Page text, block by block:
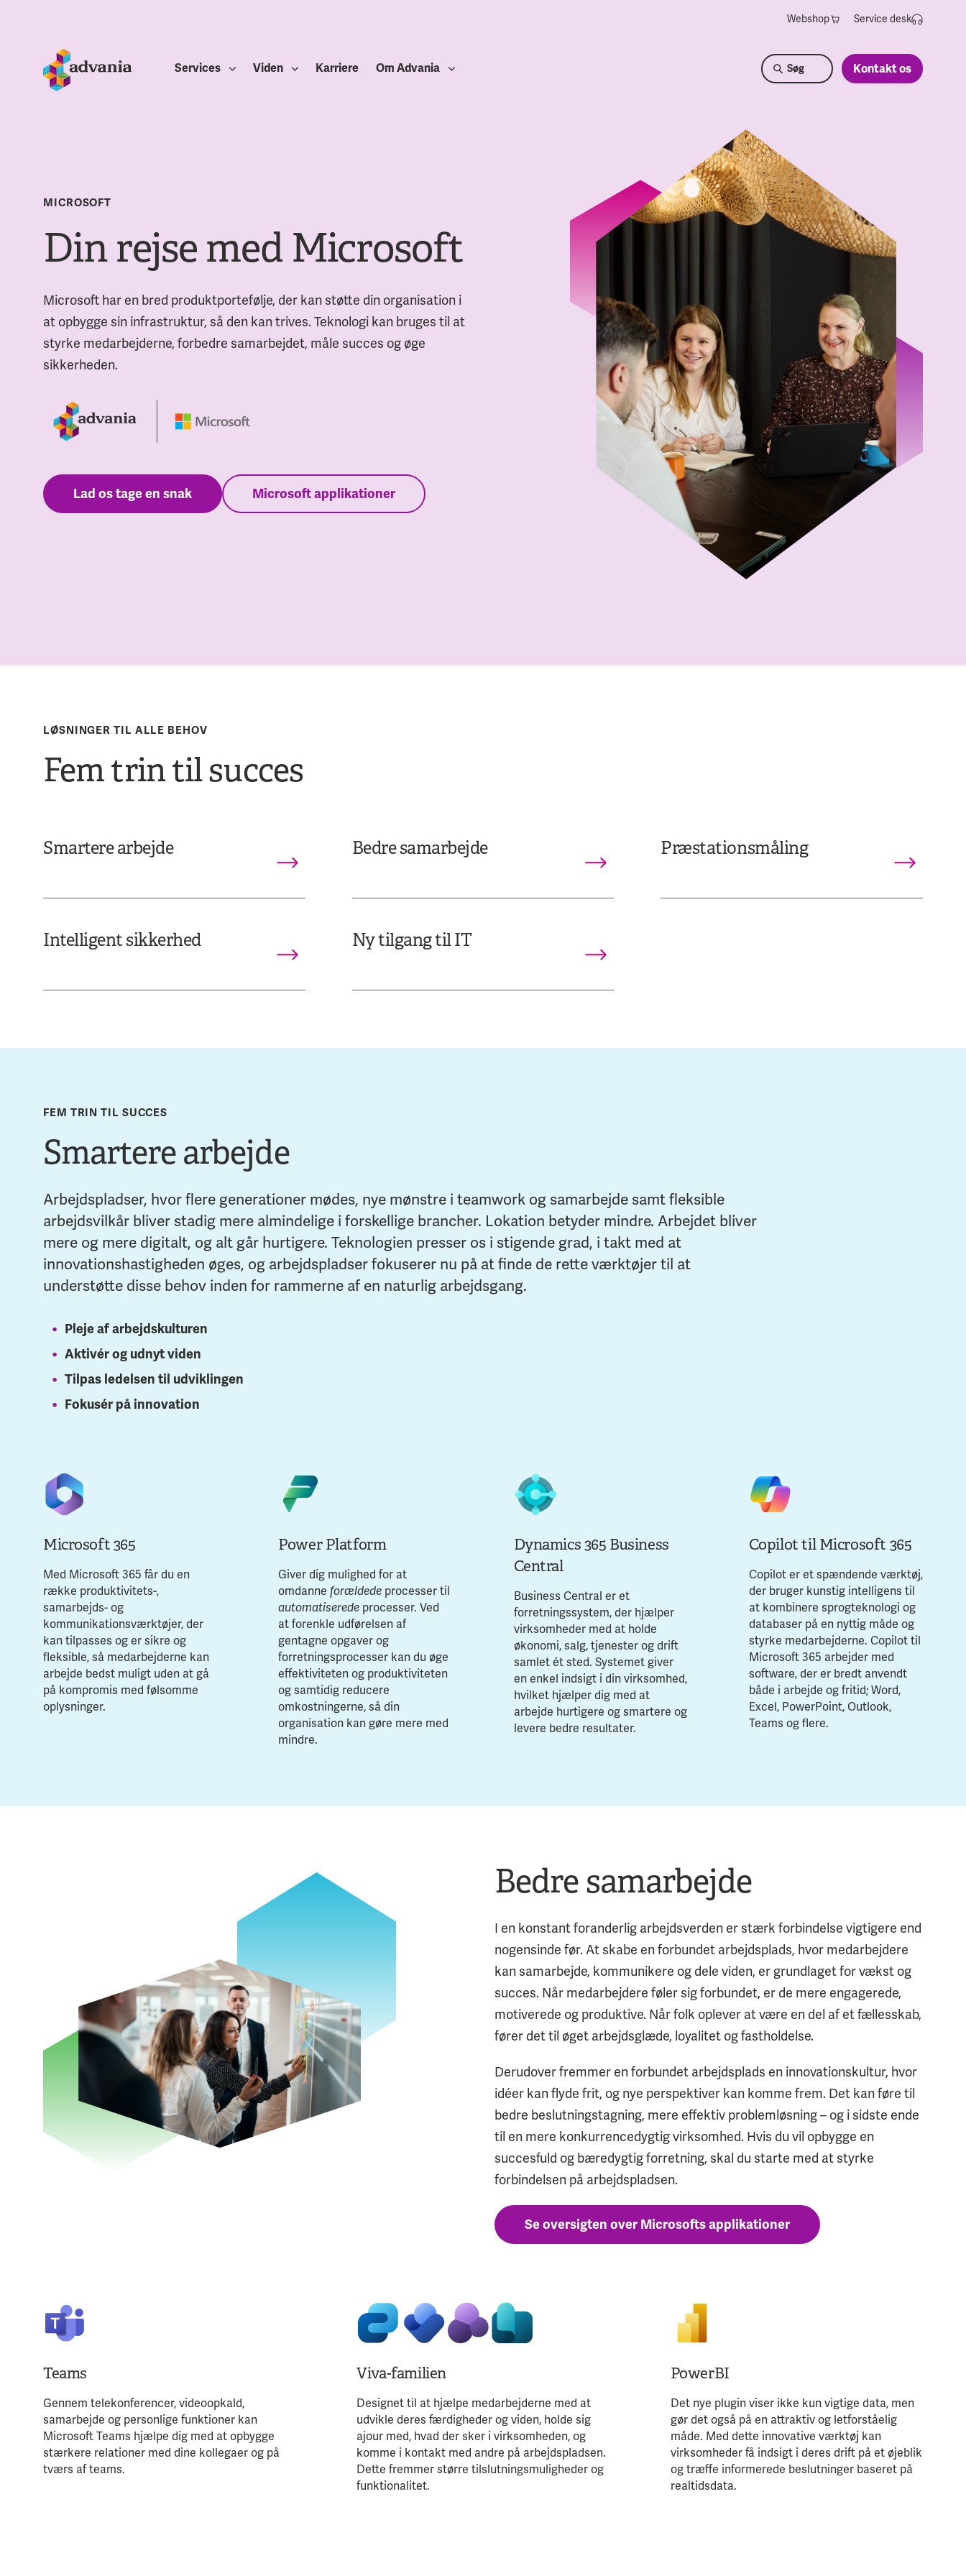
Webshop Service desk
Services Viden Karriere Om Advania Kontakt os
MICROSOFT
Din rejse med Microsoft
Microsoft har en bred produktportefølje, der kan støtte din organisation i
at opbygge sin infrastruktur, så den kan trives. Teknologi kan bruges til at
styrke medarbejderne, forbedre samarbejdet, måle succes og øge
sikkerheden.
Lad os tage en snak Microsoft applikationer
LØSNINGER TIL ALLE BEHOV
Fem trin til succes
Smartere arbejde Bedre samarbejde Præstationsmåling
Intelligent sikkerhed Ny tilgang til IT
FEM TRIN TIL SUCCES
Smartere arbejde
Arbejdspladser, hvor flere generationer mødes, nye mønstre i teamwork og samarbejde samt fleksible
arbejdsvilkår bliver stadig mere almindelige i forskellige brancher. Lokation betyder mindre. Arbejdet bliver
mere og mere digitalt, og alt går hurtigere. Teknologien presser os i stigende grad, i takt med at
innovationshastigheden øges, og arbejdspladser fokuserer nu på at finde de rette værktøjer til at
understøtte disse behov inden for rammerne af en naturlig arbejdsgang.
Pleje af arbejdskulturen
Aktivér og udnyt viden
Tilpas ledelsen til udviklingen
Fokusér på innovation
Microsoft 365
Med Microsoft 365 får du en
række produktivitets-,
samarbejds- og
kommunikationsværktøjer, der
kan tilpasses og er sikre og
fleksible, så medarbejderne kan
arbejde bedst muligt uden at gå
på kompromis med følsomme
oplysninger.
Power Platform
Giver dig mulighed for at
omdanneforældede processer til
automatiserede processer. Ved
at forenkle udførelsen af
gentagne opgaver og
forretningsprocesser kan du øge
effektiviteten og produktiviteten
og samtidig reducere
omkostningerne, så din
organisation kan gøre mere med
mindre.
Dynamics 365 Business
Central
Business Central er et
forretningssystem, der hjælper
virksomheder med at holde
økonomi, salg, tjenester og drift
samlet ét sted. Systemet giver
en enkel indsigt i din virksomhed,
hvilket hjælper dig med at
arbejde hurtigere og smartere og
levere bedre resultater.
Copilot til Microsoft 365
Copilot er et spændende værktøj,
der bruger kunstig intelligens til
at kombinere sprogteknologi og
databaser på en nyttig måde og
styrke medarbejderne. Copilot til
Microsoft 365 arbejder med
software, der er bredt anvendt
både i arbejde og fritid; Word,
Excel, PowerPoint, Outlook,
Teams og flere.
Bedre samarbejde
I en konstant foranderlig arbejdsverden er stærk forbindelse vigtigere end
nogensinde før. At skabe en forbundet arbejdsplads, hvor medarbejdere
kan samarbejde, kommunikere og dele viden, er grundlaget for vækst og
succes. Når medarbejdere føler sig forbundet, er de mere engagerede,
motiverede og produktive. Når folk oplever at være en del af et fællesskab,
fører det til øget arbejdsglæde, loyalitet og fastholdelse.
Derudover fremmer en forbundet arbejdsplads en innovationskultur, hvor
idéer kan flyde frit, og nye perspektiver kan komme frem. Det kan føre til
bedre beslutningstagning, mere effektiv problemløsning – og i sidste ende
til en mere konkurrencedygtig virksomhed. Hvis du vil opbygge en
succesfuld og bæredygtig forretning, skal du starte med at styrke
forbindelsen på arbejdspladsen.
Se oversigten over Microsofts applikationer
Teams
Gennem telekonferencer, videoopkald,
samarbejde og personlige funktioner kan
Microsoft Teams hjælpe dig med at opbygge
stærkere relationer med dine kollegaer og på
tværs af teams.
Viva-familien
Designet til at hjælpe medarbejderne med at
udvikle deres færdigheder og viden, holde sig
ajour med, hvad der sker i virksomheden, og
komme i kontakt med andre på arbejdspladsen.
Dette fremmer større tilslutningsmuligheder og
funktionalitet.
PowerBI
Det nye plugin viser ikke kun vigtige data, men
gør det også på en attraktiv og letforståelig
måde. Med dette innovative værktøj kan
virksomheder få indsigt i deres drift på et øjeblik
og træffe informerede beslutninger baseret på
realtidsdata.